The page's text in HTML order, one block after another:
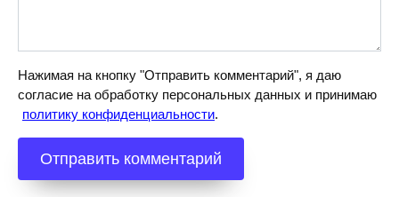
Нажимая на кнопку "Отправить комментарий", я даю
согласие на обработку персональных данных и принимаю
политику конфиденциальности.